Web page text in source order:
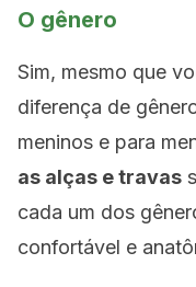
O gênero
Sim, mesmo que
diferença de
meninos e para
as alças e travas
cada um dos
confortável e